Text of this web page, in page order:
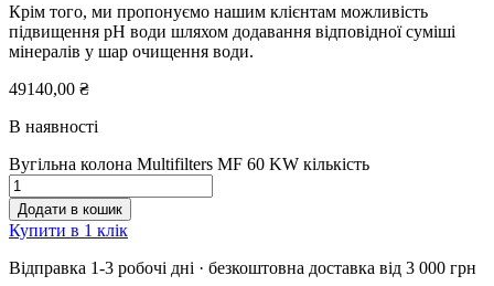
Крім того, ми пропонуємо нашим клієнтам можливість
підвищення pH води шляхом додавання відповідної суміші
мінералів у шар очищення води.
49140,00 ₴
В наявності
Вугільна колона Multifilters MF 60 KW кількість
Додати в кошик
Купити в 1 клік
Відправка 1-3 робочі дні · безкоштовна доставка від 3 000 грн